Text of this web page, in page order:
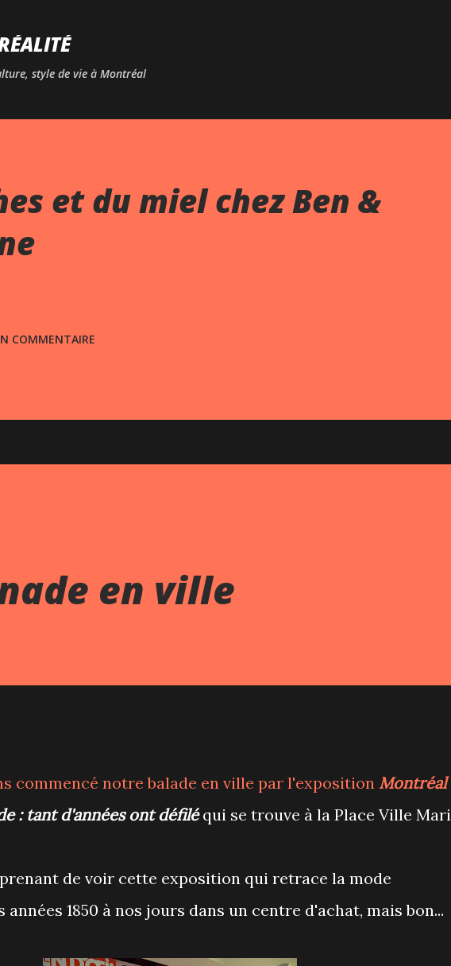
style de vie à Montréal
et du miel chez Ben &
COMMENTAIRE
en ville
commencé notre balade en ville par l'exposition Montréal
: tant d'années ont défiléqui se trouve à la Place Ville
de voir cette exposition qui retrace la mode
1850 à nos jours dans un centre d'achat, mais bon...